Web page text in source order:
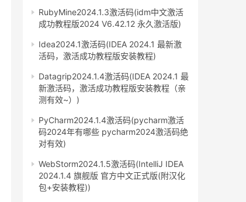
RubyMine2024.1.3激活码(idm中文激活
成功教程版2024 V6.42.12 永久激活版)
Idea2024.1激活码(IDEA 2024.1 最新激
活码，激活成功教程版安装教程)
Datagrip2024.1.4激活码(IDEA 2024.1 最
新激活码，激活成功教程版安装教程（亲
测有效~）)
PyCharm2024.1.4激活码(pycharm激活
码2024年有哪些 pycharm2024激活码绝
对有效)
WebStorm2024.1.5激活码(IntelliJ IDEA
2024.1.4 旗舰版 官方中文正式版(附汉化
包+安装教程))